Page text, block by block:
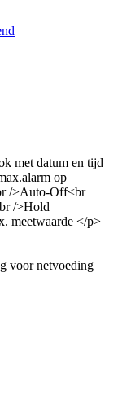
met datum en tijd
op
/>Auto-Off<br
/>Hold
meetwaarde </p>
voor netvoeding